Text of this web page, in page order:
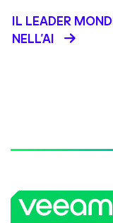
IL LEADER
NELL’AI